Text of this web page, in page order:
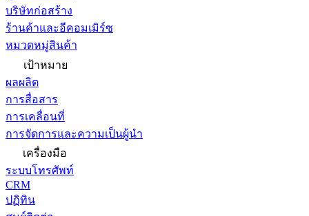
บริษัทก่อสร้าง
ร้านค้าและอีคอมเมิร์ซ
หมวดหมู่สินค้า
เป้าหมาย
ผลผลิต
การสื่อสาร
การเคลื่อนที่
การจัดการและความเป็นผู้นำ
เครื่องมือ
ระบบโทรศัพท์
CRM
ปฏิทิน